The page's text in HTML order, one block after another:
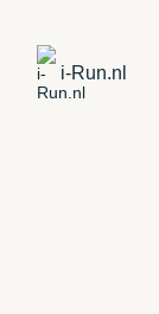
i-Run.nl